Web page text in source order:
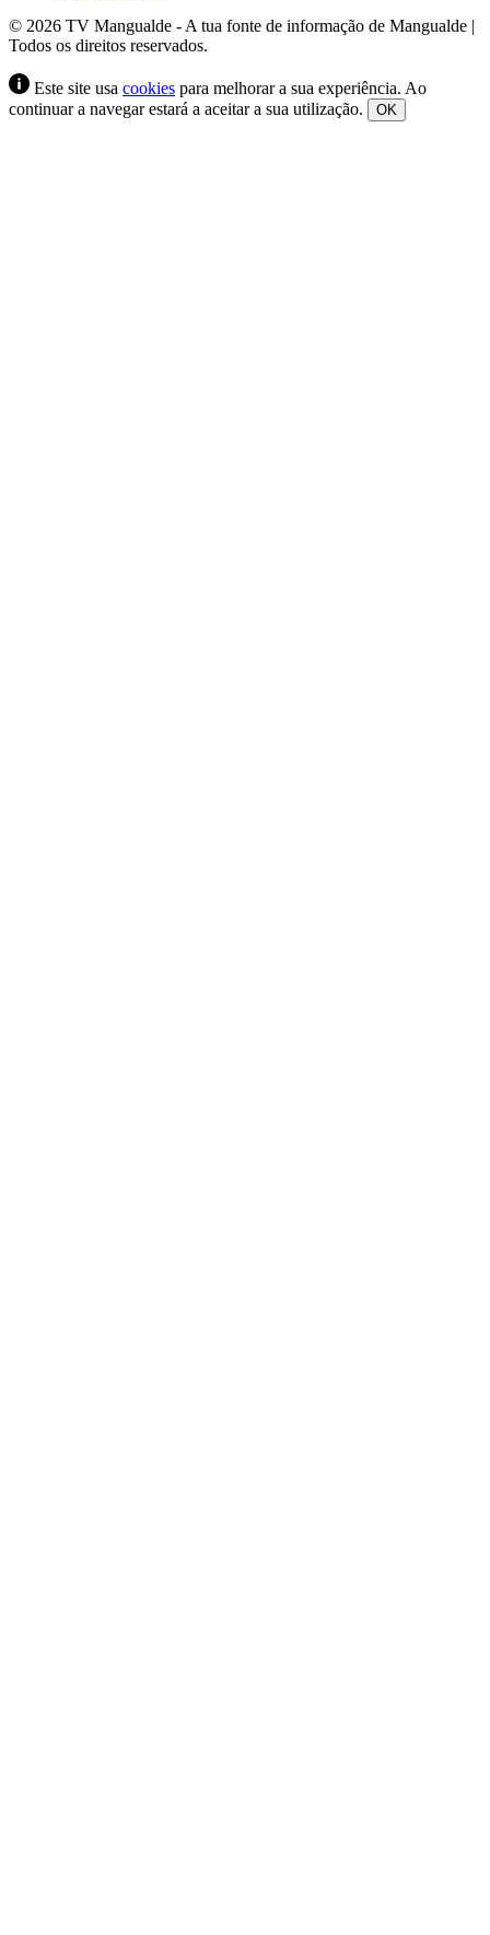
© 2026 TV Mangualde - A tua fonte de informação de Mangualde |
Todos os direitos reservados.
Este site usa cookies para melhorar a sua experiência. Ao
continuar a navegar estará a aceitar a sua utilização.
OK